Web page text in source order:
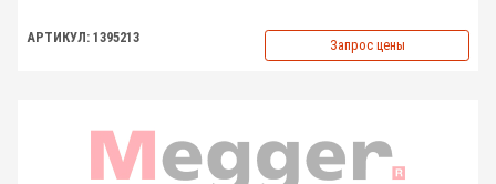
АРТИКУЛ: 1395213 Запрос цены